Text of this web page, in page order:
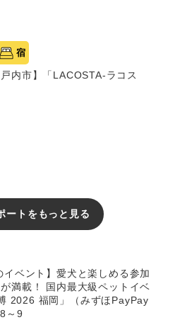
宿
戸内市】「LACOSTA-ラコス
ートをもっと見る
イベント】愛犬と楽しめる参加
満載！ 国内最大級ペットイベ
2026 福岡」（みずほPayPay
～9